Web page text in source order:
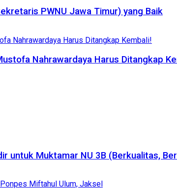
PWNU Jawa Timur) yang Baik
Nahrawardaya Harus Ditangkap
untuk Muktamar NU 3B (Berkualitas,